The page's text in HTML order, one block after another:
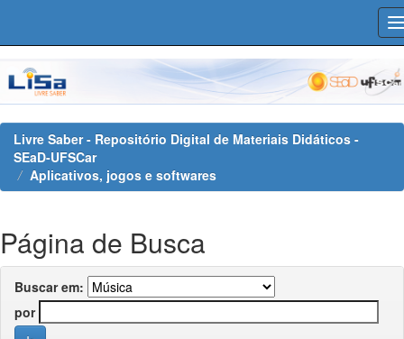
navigation
Livre Saber - Repositório Digital de Materiais Didáticos -
SEaD-UFSCar
Aplicativos, jogos e softwares
Página de Busca
Buscar em:
por